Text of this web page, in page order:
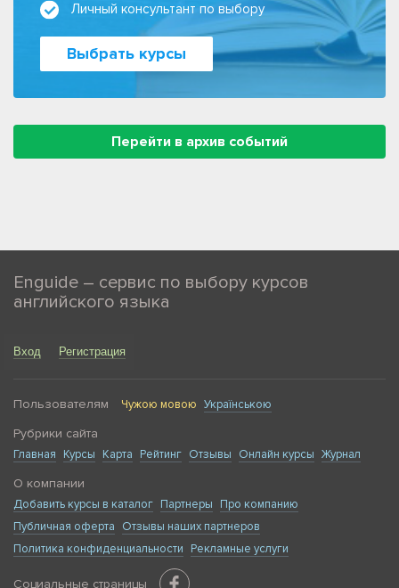
Личный консультант по выбору
Выбрать курсы
Перейти в архив событий
Enguide – сервис по выбору курсов
английского языка
Вход Регистрация
Пользователям Чужою мовою Українською
Рубрики сайта
Главная Курсы Карта Рейтинг Отзывы Онлайн курсы Журнал
О компании
Добавить курсы в каталог Партнеры
Про компанию
Публичная оферта
Отзывы наших партнеров
Политика конфиденциальности
Рекламные услуги
Социальные страницы